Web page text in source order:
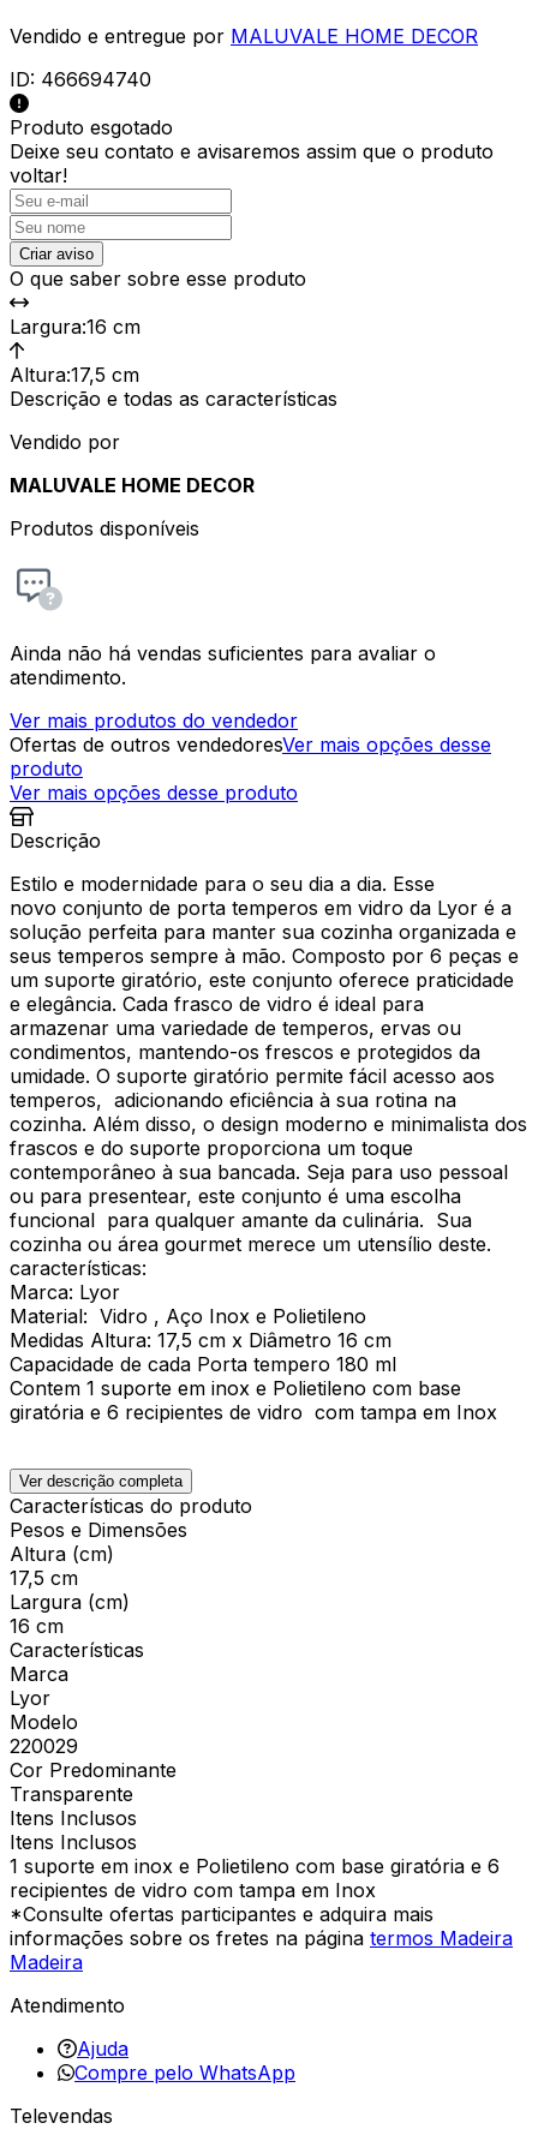
Vendido e entregue por MALUVALE HOME DECOR
ID: 466694740
Produto esgotado
Deixe seu contato e avisaremos assim que o produto
voltar!
Criar aviso
O que saber sobre esse produto
Largura:16 cm
Altura:17,5 cm
Descrição e todas as características
Vendido por
MALUVALE HOME DECOR
Produtos disponíveis
Ainda não há vendas suficientes para avaliar o
atendimento.
Ver mais produtos do vendedor
Ofertas de outros vendedoresVer mais opções desse
produto
Ver mais opções desse produto
Descrição
Estilo e modernidade para o seu dia a dia. Esse
novo conjunto de porta temperos em vidro da Lyor é a
solução perfeita para manter sua cozinha organizada e
seus temperos sempre à mão. Composto por 6 peças e
um suporte giratório, este conjunto oferece praticidade
e elegância. Cada frasco de vidro é ideal para
armazenar uma variedade de temperos, ervas ou
condimentos, mantendo-os frescos e protegidos da
umidade. O suporte giratório permite fácil acesso aos
temperos, adicionando eficiência à sua rotina na
cozinha. Além disso, o design moderno e minimalista dos
frascos e do suporte proporciona um toque
contemporâneo à sua bancada. Seja para uso pessoal
ou para presentear, este conjunto é uma escolha
funcional para qualquer amante da culinária. Sua
cozinha ou área gourmet merece um utensílio deste.
características:
Marca: Lyor
Material: Vidro , Aço Inox e Polietileno
Medidas Altura: 17,5 cm x Diâmetro 16 cm
Capacidade de cada Porta tempero 180 ml
Contem 1 suporte em inox e Polietileno com base
giratória e 6 recipientes de vidro com tampa em Inox
Ver descrição completa
Características do produto
Pesos e Dimensões
Altura (cm)
17,5 cm
Largura (cm)
16 cm
Características
Marca
Lyor
Modelo
220029
Cor Predominante
Transparente
Itens Inclusos
Itens Inclusos
1 suporte em inox e Polietileno com base giratória e 6
recipientes de vidro com tampa em Inox
*Consulte ofertas participantes e adquira mais
informações sobre os fretes na página termos Madeira
Madeira
Atendimento
Ajuda
Compre pelo WhatsApp
Televendas